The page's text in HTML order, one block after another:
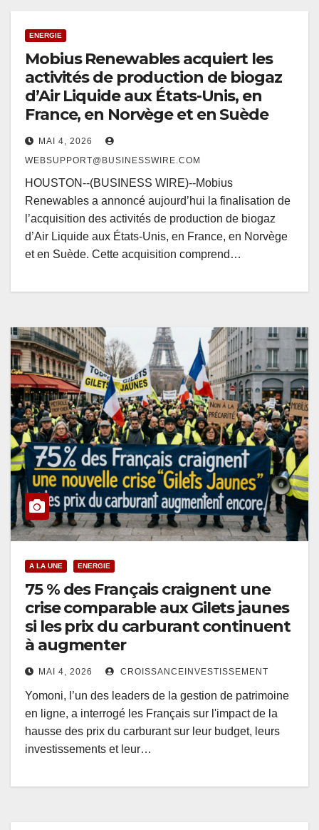
ENERGIE
Mobius Renewables acquiert les
activités de production de biogaz
d’Air Liquide aux États-Unis, en
France, en Norvège et en Suède
MAI 4, 2026
WEBSUPPORT@BUSINESSWIRE.COM
HOUSTON--(BUSINESS WIRE)--Mobius
Renewables a annoncé aujourd’hui la finalisation de
l’acquisition des activités de production de biogaz
d’Air Liquide aux États-Unis, en France, en Norvège
et en Suède. Cette acquisition comprend…
A LA UNE ENERGIE
75 % des Français craignent une
crise comparable aux Gilets jaunes
si les prix du carburant continuent
à augmenter
MAI 4, 2026 CROISSANCEINVESTISSEMENT
Yomoni, l’un des leaders de la gestion de patrimoine
en ligne, a interrogé les Français sur l'impact de la
hausse des prix du carburant sur leur budget, leurs
investissements et leur…